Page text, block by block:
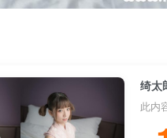
绮太
此内